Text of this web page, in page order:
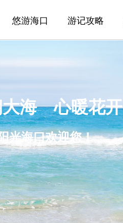
悠游海口 游记攻略
大海 心暖花开
光海口欢迎您！